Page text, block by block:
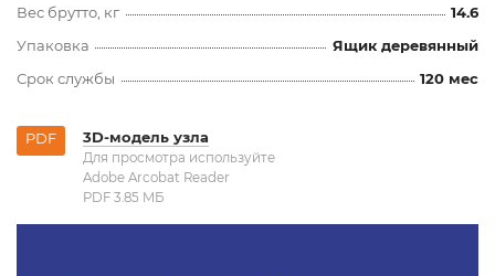
Вес брутто, кг
14.6
Упаковка
Ящик деревянный
Срок службы
120 мес
PDF 3D-модель узла
Для просмотра используйте
Adobe Arcobat Reader
PDF 3.85 MБ